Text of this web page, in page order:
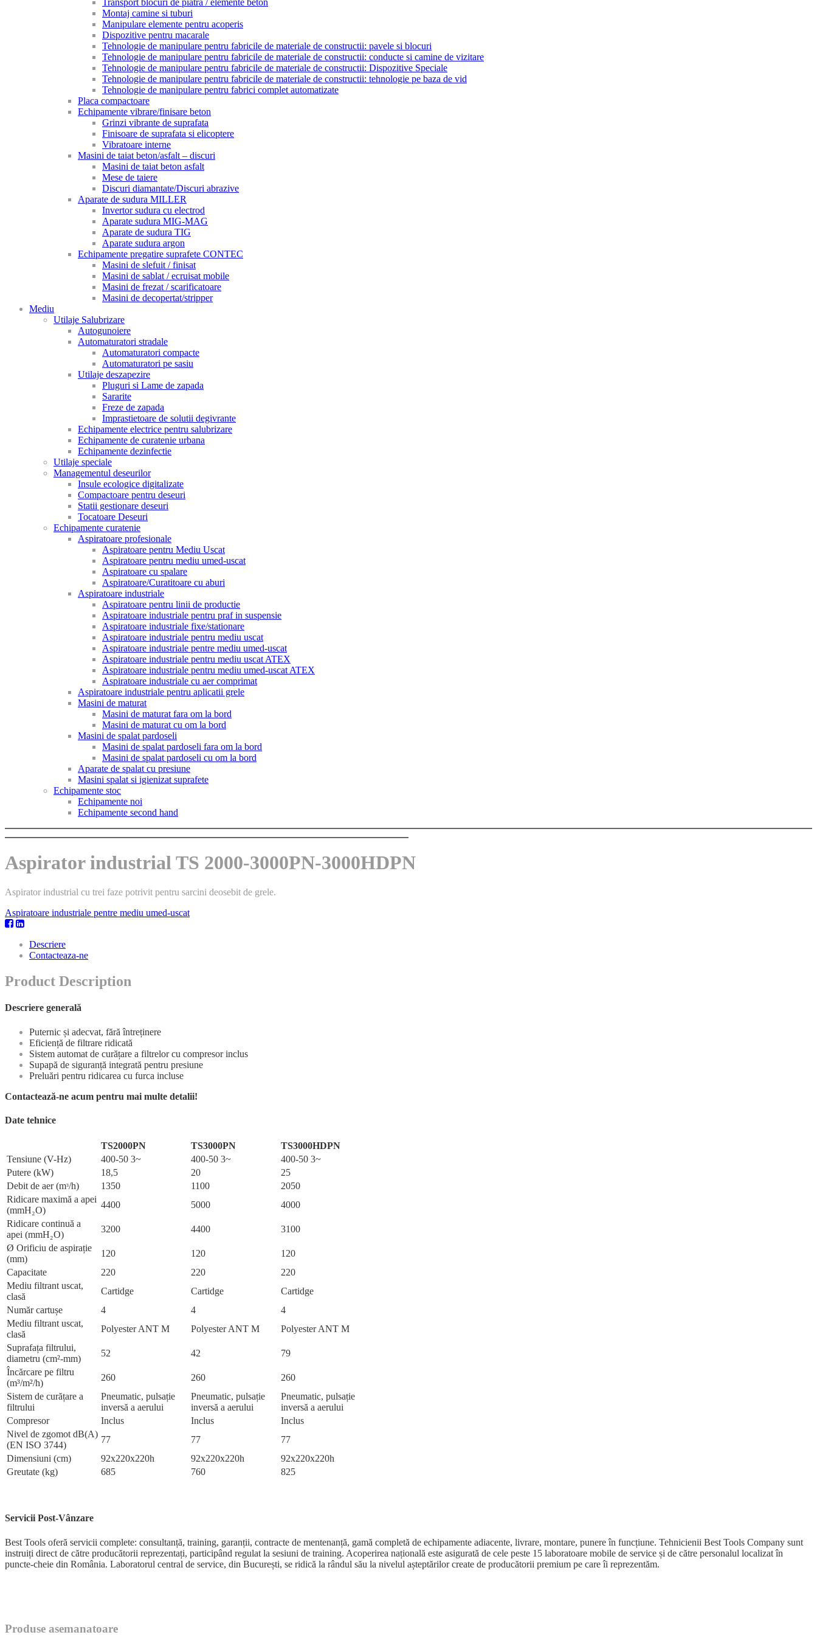
Transport blocuri de piatra / elemente beton
Montaj camine si tuburi
Manipulare elemente pentru acoperis
Dispozitive pentru macarale
Tehnologie de manipulare pentru fabricile de materiale de constructii: pavele si blocuri
Tehnologie de manipulare pentru fabricile de materiale de constructii: conducte si camine de vizitare
Tehnologie de manipulare pentru fabricile de materiale de constructii: Dispozitive Speciale
Tehnologie de manipulare pentru fabricile de materiale de constructii: tehnologie pe baza de vid
Tehnologie de manipulare pentru fabrici complet automatizate
Placa compactoare
Echipamente vibrare/finisare beton
Grinzi vibrante de suprafata
Finisoare de suprafata si elicoptere
Vibratoare interne
Masini de taiat beton/asfalt – discuri
Masini de taiat beton asfalt
Mese de taiere
Discuri diamantate/Discuri abrazive
Aparate de sudura MILLER
Invertor sudura cu electrod
Aparate sudura MIG-MAG
Aparate de sudura TIG
Aparate sudura argon
Echipamente pregatire suprafete CONTEC
Masini de slefuit / finisat
Masini de sablat / ecruisat mobile
Masini de frezat / scarificatoare
Masini de decopertat/stripper
Mediu
Utilaje Salubrizare
Autogunoiere
Automaturatori stradale
Automaturatori compacte
Automaturatori pe sasiu
Utilaje deszapezire
Pluguri si Lame de zapada
Sararite
Freze de zapada
Imprastietoare de solutii degivrante
Echipamente electrice pentru salubrizare
Echipamente de curatenie urbana
Echipamente dezinfectie
Utilaje speciale
Managementul deseurilor
Insule ecologice digitalizate
Compactoare pentru deseuri
Statii gestionare deseuri
Tocatoare Deseuri
Echipamente curatenie
Aspiratoare profesionale
Aspiratoare pentru Mediu Uscat
Aspiratoare pentru mediu umed-uscat
Aspiratoare cu spalare
Aspiratoare/Curatitoare cu aburi
Aspiratoare industriale
Aspiratoare pentru linii de productie
Aspiratoare industriale pentru praf in suspensie
Aspiratoare industriale fixe/stationare
Aspiratoare industriale pentru mediu uscat
Aspiratoare industriale pentre mediu umed-uscat
Aspiratoare industriale pentru mediu uscat ATEX
Aspiratoare industriale pentru mediu umed-uscat ATEX
Aspiratoare industriale cu aer comprimat
Aspiratoare industriale pentru aplicatii grele
Masini de maturat
Masini de maturat fara om la bord
Masini de maturat cu om la bord
Masini de spalat pardoseli
Masini de spalat pardoseli fara om la bord
Masini de spalat pardoseli cu om la bord
Aparate de spalat cu presiune
Masini spalat si igienizat suprafete
Echipamente stoc
Echipamente noi
Echipamente second hand
Aspirator industrial TS 2000-3000PN-3000HDPN
Aspirator industrial cu trei faze potrivit pentru sarcini deosebit de grele.
Aspiratoare industriale pentre mediu umed-uscat
Descriere
Contacteaza-ne
Product Description
Descriere generală
Puternic și adecvat, fără întreținere
Eficiență de filtrare ridicată
Sistem automat de curățare a filtrelor cu compresor inclus
Supapă de siguranță integrată pentru presiune
Preluări pentru ridicarea cu furca incluse
Contactează-ne acum pentru mai multe detalii!
Date tehnice
TS2000PN TS3000PN
TS3000HDPN
Tensiune (V-Hz)
400-50 3~ 400-50 3~
400-50 3~
Putere (kW)
18,5 20
25
Debit de aer (mᶟ/h)
1350 1100
2050
Ridicare maximă a apei
(mmH₂O)
4400 5000
4000
Ridicare continuă a
apei (mmH₂O)
3200 4400
3100
Ø Orificiu de aspirație
(mm)
120 120
120
Capacitate
220 220
220
Mediu filtrant uscat,
clasă
Cartidge Cartidge
Cartidge
Număr cartușe
4 4
4
Mediu filtrant uscat,
clasă
Polyester ANT M Polyester ANT M
Polyester ANT M
Suprafața filtrului,
diametru (cm²-mm)
52 42
79
Încărcare pe filtru
(m³/m²/h)
260 260
260
Sistem de curățare a
filtrului
Pneumatic, pulsație
inversă a aerului
Pneumatic, pulsație
inversă a aerului
Pneumatic, pulsație
inversă a aerului
Compresor
Inclus Inclus
Inclus
Nivel de zgomot dB(A)
(EN ISO 3744)
77 77
77
Dimensiuni (cm)
92x220x220h 92x220x220h
92x220x220h
Greutate (kg)
685 760 825
Servicii Post-Vânzare
Best Tools oferă servicii complete: consultanță, training, garanții, contracte de mentenanță, gamă completă de echipamente adiacente, livrare, montare, punere în funcțiune. Tehnicienii Best Tools Company sunt
instruiți direct de către producătorii reprezentați, participând regulat la sesiuni de training. Acoperirea națională este asigurată de cele peste 15 laboratoare mobile de service și de către personalul localizat în
puncte-cheie din România. Laboratorul central de service, din București, se ridică la rândul său la nivelul așteptărilor create de producătorii premium pe care îi reprezentăm.
Produse asemanatoare